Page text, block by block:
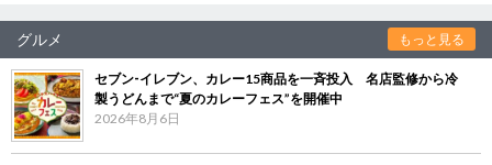
グルメ もっと見る
セブン‐イレブン、カレー15商品を一斉投入 名店監修から冷
製うどんまで“夏のカレーフェス”を開催中
2026年8月6日